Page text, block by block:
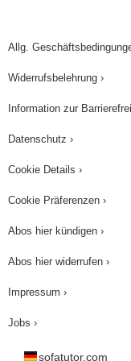
Phänomen,
INNERHALB
wird. Metalle
Diese
genutzt, denn
Allg.
Widerrufsbelehrung ›
Information zur
Datenschutz ›
Cookie Details ›
Cookie Präferenzen ›
Abos hier kündigen ›
Abos hier widerrufen ›
Impressum ›
Jobs ›
sofatutor.com